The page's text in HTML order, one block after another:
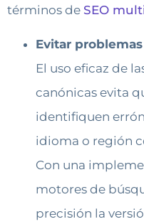
términos de SEO
Evitar
El uso eficaz de
canónicas evita
identifiquen
idioma o región
Con una
motores de
precisión la